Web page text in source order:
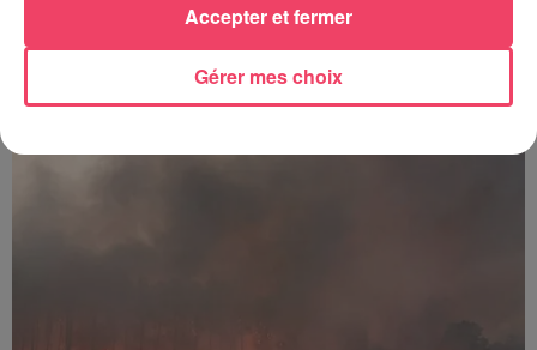
SEGRÉ. ATTAQUE À L'ARME BLANCHE : L'AGRESSEUR INTERPELLÉ,
Gérer mes choix
Accepter et fermer